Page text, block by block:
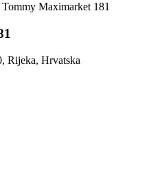
Tommy Maximarket 181
Rijeka, Hrvatska